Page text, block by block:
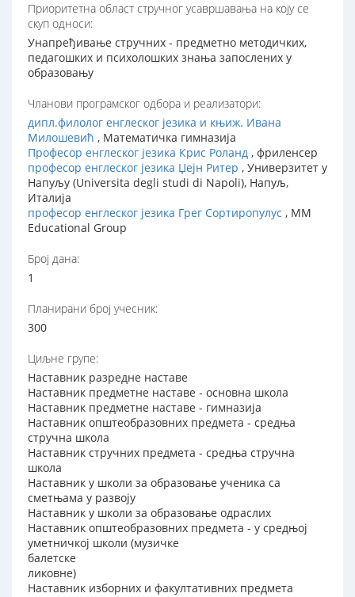
Приоритетна област стручног усавршавања на коју се
скуп односи:
Унапређивање стручних - предметно методичких,
педагошких и психолошких знања запослених у
образовању
Чланови програмског одбора и реализатори:
дипл.филолог енглеског језика и књиж. Ивана
Милошевић , Математичка гимназија
Професор енглеског језика Крис Роланд , фриленсер
професор енглеског језика Џејн Ритер , Универзитет у
Напуљу (Universita degli studi di Napoli), Напуљ,
Италија
професор енглеског језика Грег Сортиропулус , ММ
Educational Group
Број дана:
1
Планирани број учесник:
300
Циљне групе:
Наставник разредне наставе
Наставник предметне наставе - основна школа
Наставник предметне наставе - гимназија
Наставник општеобразовних предмета - средња
стручна школа
Наставник стручних предмета - средња стручна
школа
Наставник у школи за образовање ученика са
сметњама у развоју
Наставник у школи за образовање одраслих
Наставник општеобразовних предмета - у средњој
уметничкој школи (музичке
балетске
ликовне)
Наставник изборних и факултативних предмета